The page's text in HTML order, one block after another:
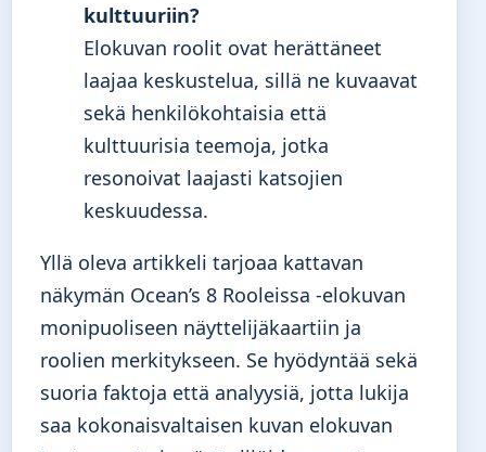
kulttuuriin?
Elokuvan roolit ovat herättäneet
laajaa keskustelua, sillä ne kuvaavat
sekä henkilökohtaisia että
kulttuurisia teemoja, jotka
resonoivat laajasti katsojien
keskuudessa.
Yllä oleva artikkeli tarjoaa kattavan
näkymän Ocean’s 8 Rooleissa -elokuvan
monipuoliseen näyttelijäkaartiin ja
roolien merkitykseen. Se hyödyntää sekä
suoria faktoja että analyysiä, jotta lukija
saa kokonaisvaltaisen kuvan elokuvan